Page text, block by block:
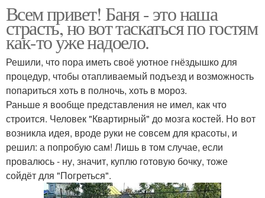
Всем привет! Баня - это наша
страсть, но вот таскаться по гостям
как-то уже надоело.
Решили, что пора иметь своё уютное гнёздышко для
процедур, чтобы отапливаемый подъезд и возможность
попариться хоть в полночь, хоть в мороз.
Раньше я вообще представления не имел, как что
строится. Человек "Квартирный" до мозга костей. Но вот
возникла идея, вроде руки не совсем для красоты, и
решил: а попробую сам! Лишь в том случае, если
провалюсь - ну, значит, куплю готовую бочку, тоже
сойдёт для "Погреться".